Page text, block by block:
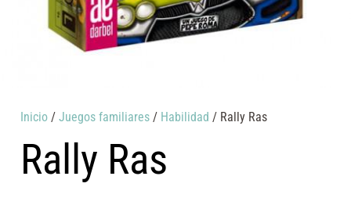
Inicio /Juegos familiares / Habilidad / Rally Ras
Rally Ras